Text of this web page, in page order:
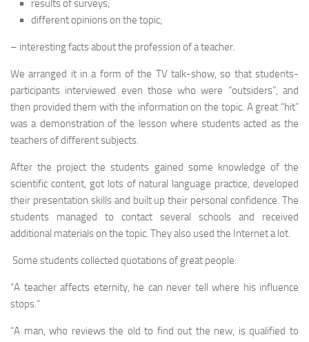
results of surveys;
different opinions on the topic;
– interesting facts about the profession of a teach­er.
We arranged it in a form of the TV talk-show, so that students-
participants interviewed even those who were “outsiders”, and
then provided them with the informa­tion on the topic. A great “hit”
was a demonstration of the lesson where students acted as the
teachers of different subjects.
After the project the students gained some knowledge of the
scientific content, got lots of natural language practice, developed
their presentation skills and built up their personal confidence. The
students managed to contact several schools and received
additional materials on the topic. They also used the Internet a lot.
Some students collected quotations of great people:
“A teacher affects eternity, he can never tell where his influence
stops.”
“A man, who reviews the old to find out the new, is qualified to